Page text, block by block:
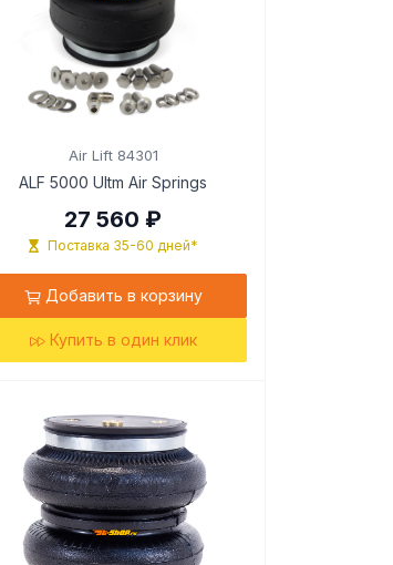
Air Lift 84301
ALF 5000 Ultm Air Springs
27 560 ₽
Поставка 35-60 дней*
Добавить в корзину
Купить в один клик